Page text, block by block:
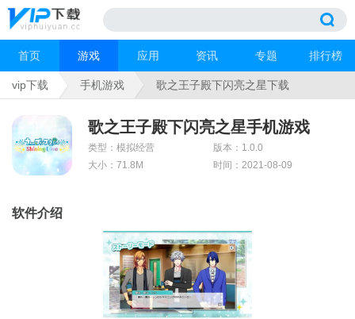
首页 游戏 应用 资讯 专题 排行榜
vip下载 手机游戏 歌之王子殿下闪亮之星下载
歌之王子殿下闪亮之星手机游戏
类型：模拟经营
版本：1.0.0
大小：71.8M
时间：2021-08-09
软件介绍